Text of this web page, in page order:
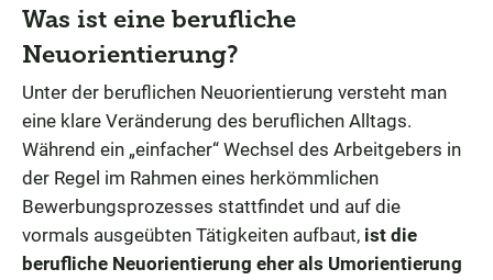
Was ist eine berufliche
Neuorientierung?
Unter der beruflichen Neuorientierung versteht man
eine klare Veränderung des beruflichen Alltags.
Während ein „einfacher“ Wechsel des Arbeitgebers in
der Regel im Rahmen eines herkömmlichen
Bewerbungsprozesses stattfindet und auf die
vormals ausgeübten Tätigkeiten aufbaut, ist die
berufliche Neuorientierung eher als Umorientierung